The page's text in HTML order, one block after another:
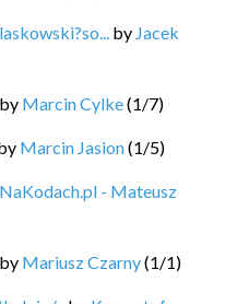
by Jacek
by Marcin Cylke(1/7)
Marcin Jasion(1/5)
- Mateusz
by Mariusz Czarny(1/1)